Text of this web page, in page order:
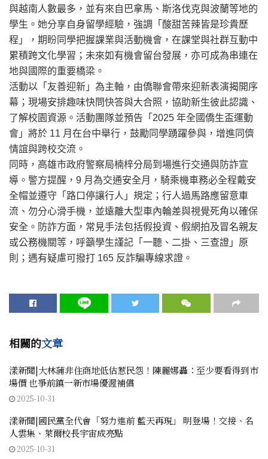
與越南人數最多，並有來自巴拿馬、斯洛伐克與波蘭等地的
學生。她分享自身留學經驗，強調「酸甜苦辣皆是珍貴歷
程」，期盼同學把握課業與活動機會，在課堂與社群互動中
累積跨文化學習；未來如有機會留台發展，亦可成為串連在
地與國際的重要橋梁。
活動以「友善迎新」為主軸，由僑聯會帶來迎新表演揭開序
幕；現場安排趣味快問快答與大合照，協助新生彼此認識、
了解校園資源。活動團隊並預告「2025 年全國僑生盃運動
會」將於 11 月在台中舉行，鼓勵同學踴躍參與，增進同儕
情誼與跨校交流。
同時，高雄市政府警察局楠梓分局到場進行交通與防詐宣
導。警方提醒，9 月為交通安全月，騎乘機車務必全程戴安
全帽並遵守「路口停讓行人」規定；行人過馬路應留意車
流、勿分心滑手機，並遠離大型車內輪差與視覺死角以確保
安全。防詐方面，常見手法包括假投資、假網拍及冒名親友
或公務機關等，呼籲學生謹記「一聽、二掛、三查證」原
則；遇有疑慮可撥打 165 反詐騙專線求證。
相關的文章
漾新聞|大林蒲非住商地低估惹民怨！陳麗娜轟：至少要看得到市
場價 也爭前鎮一新市場優渥補償
2025-10-31
漾新聞|國民黨全代會「努力進前 藍天再現」 明登場！交接、名
人雲集、萊爾校長宇宙成亮點
2025-10-31